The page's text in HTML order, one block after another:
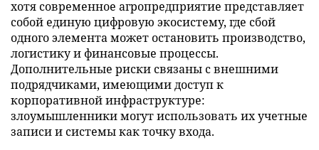
хотя современное агропредприятие представляет
собой единую цифровую экосистему, где сбой
одного элемента может остановить производство,
логистику и финансовые процессы.
Дополнительные риски связаны с внешними
подрядчиками, имеющими доступ к
корпоративной инфраструктуре:
злоумышленники могут использовать их учетные
записи и системы как точку входа.